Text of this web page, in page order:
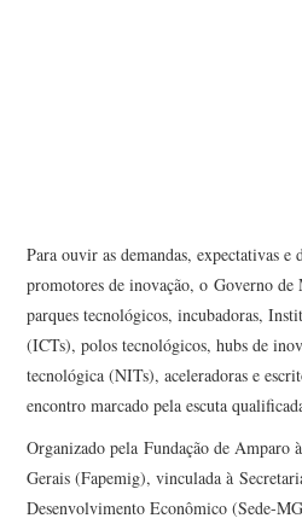
Para ouvir as demandas, expectativas e
promotores de inovação, o Governo de
parques tecnológicos, incubadoras,
(ICTs), polos tecnológicos, hubs de
tecnológica (NITs), aceleradoras e
encontro marcado pela escuta
Organizado pela Fundação de Amparo
Gerais (Fapemig), vinculada à
Desenvolvimento Econômico (Sede-